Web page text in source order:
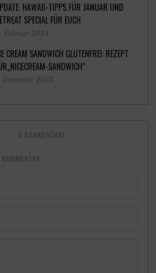
HAWAII-TIPPS FÜR JANUAR UND
SPECIAL FÜR EUCH
Februar 2024
CREAM SANDWICH GLUTENFREI: REZEPT
SANDWICH”
Dezember 2023
0 KOMMENTARE